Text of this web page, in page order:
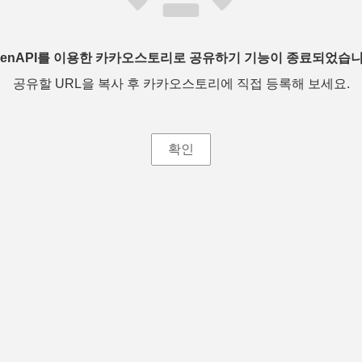
를 이용한 카카오스토리로 공유하기 기능이 종료되었습
공유할 URL을 복사 후 카카오스토리에 직접 등록해 보세요.
확인